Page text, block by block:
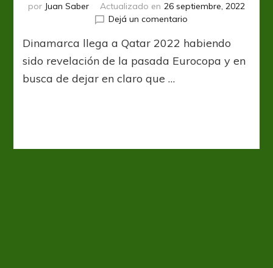
por Juan Saber Actualizado en 26 septiembre, 2022
Dejá un comentarioen
daneses
quieren
Dinamarca llega a Qatar 2022 habiendo
sido revelación de la pasada Eurocopa y en
busca de dejar en claro que …